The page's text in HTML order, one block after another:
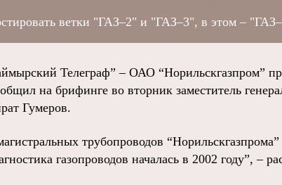
ветки "ГАЗ–2" и "ГАЗ–3", в этом –
Телеграф” – ОАО “Норильскгазпром”
на брифинге во вторник заместитель
Гумеров.
трубопроводов
газопроводов началась в 2002 году”, –